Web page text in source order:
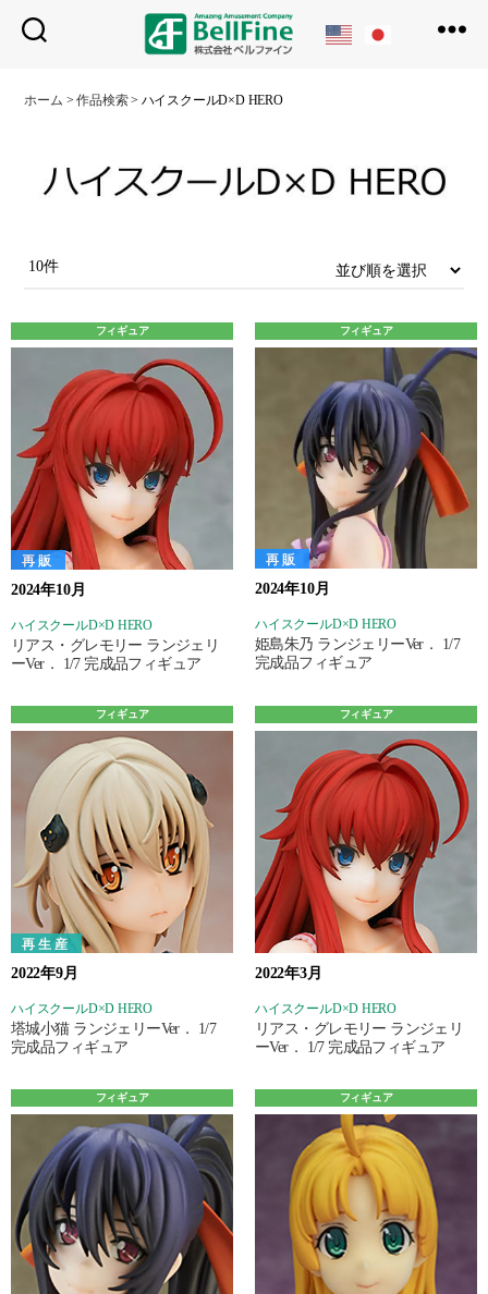
フ
ホーム >作品検索> ハイスクールD×D HERO
10件
フィギュア
再販
2024年10月
ハイスクールD×D HERO
リアス・グレモリー ランジェリ
ーVer． 1/7 完成品フィギュア
フィギュア
再販
2024年10月
ハイスクールD×D HERO
姫島朱乃 ランジェリーVer． 1/7
完成品フィギュア
フィギュア
再生産
2022年9月
ハイスクールD×D HERO
塔城小猫 ランジェリーVer． 1/7
完成品フィギュア
フィギュア
2022年3月
ハイスクールD×D HERO
リアス・グレモリー ランジェリ
ーVer． 1/7 完成品フィギュア
フィギュア フィギュア